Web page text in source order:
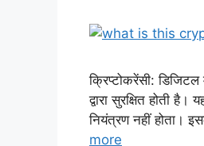
क्रिप्टोकरेंसी: डिजिटल
द्वारा सुरक्षित होती
नियंत्रण नहीं होता।
more